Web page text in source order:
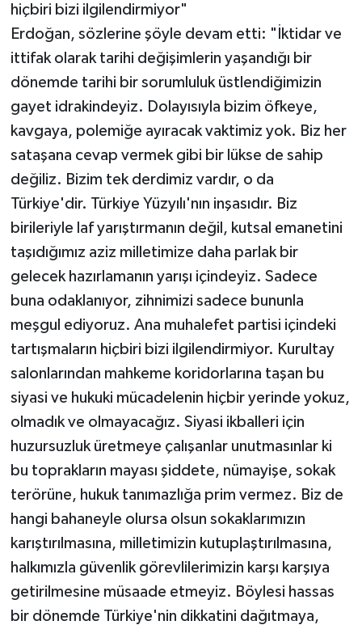
hiçbiri bizi ilgilendirmiyor"
Erdoğan, sözlerine şöyle devam etti: "İktidar ve
ittifak olarak tarihi değişimlerin yaşandığı bir
dönemde tarihi bir sorumluluk üstlendiğimizin
gayet idrakindeyiz. Dolayısıyla bizim öfkeye,
kavgaya, polemiğe ayıracak vaktimiz yok. Biz her
sataşana cevap vermek gibi bir lükse de sahip
değiliz. Bizim tek derdimiz vardır, o da
Türkiye'dir. Türkiye Yüzyılı'nın inşasıdır. Biz
birileriyle laf yarıştırmanın değil, kutsal emanetini
taşıdığımız aziz milletimize daha parlak bir
gelecek hazırlamanın yarışı içindeyiz. Sadece
buna odaklanıyor, zihnimizi sadece bununla
meşgul ediyoruz. Ana muhalefet partisi içindeki
tartışmaların hiçbiri bizi ilgilendirmiyor. Kurultay
salonlarından mahkeme koridorlarına taşan bu
siyasi ve hukuki mücadelenin hiçbir yerinde yokuz,
olmadık ve olmayacağız. Siyasi ikballeri için
huzursuzluk üretmeye çalışanlar unutmasınlar ki
bu toprakların mayası şiddete, nümayişe, sokak
terörüne, hukuk tanımazlığa prim vermez. Biz de
hangi bahaneyle olursa olsun sokaklarımızın
karıştırılmasına, milletimizin kutuplaştırılmasına,
halkımızla güvenlik görevlilerimizin karşı karşıya
getirilmesine müsaade etmeyiz. Böylesi hassas
bir dönemde Türkiye'nin dikkatini dağıtmaya,